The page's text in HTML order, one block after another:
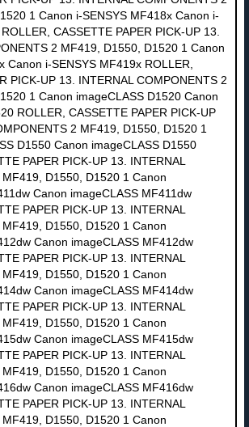
1 Canon i-SENSYS MF418x Canon i-
CASSETTE PAPER PICK-UP 13.
2 MF419, D1550, D1520 1 Canon
Canon i-SENSYS MF419x ROLLER,
PICK-UP 13. INTERNAL COMPONENTS 2
1 Canon imageCLASS D1520 Canon
ROLLER, CASSETTE PAPER PICK-UP
2 MF419, D1550, D1520 1
D1550 Canon imageCLASS D1550
PAPER PICK-UP 13. INTERNAL
D1550, D1520 1 Canon
Canon imageCLASS MF411dw
PAPER PICK-UP 13. INTERNAL
D1550, D1520 1 Canon
Canon imageCLASS MF412dw
PAPER PICK-UP 13. INTERNAL
D1550, D1520 1 Canon
Canon imageCLASS MF414dw
PAPER PICK-UP 13. INTERNAL
D1550, D1520 1 Canon
Canon imageCLASS MF415dw
PAPER PICK-UP 13. INTERNAL
D1550, D1520 1 Canon
Canon imageCLASS MF416dw
PAPER PICK-UP 13. INTERNAL
D1550, D1520 1 Canon